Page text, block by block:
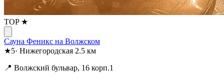
TOP ★
Сауна Феникс на Волжском
★5· Нижегородская 2.5 км
📍 Волжский бульвар, 16 корп.1